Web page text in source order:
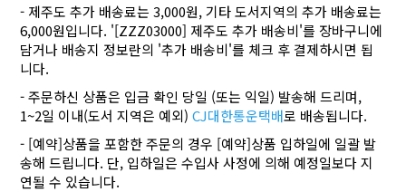
- 제주도 추가 배송료는 3,000원, 기타 도서지역의 추가 배송료는
6,000원입니다. '[ZZZ03000] 제주도 추가 배송비'를 장바구니에
담거나 배송지 정보란의 '추가 배송비'를 체크 후 결제하시면 됩
니다.
- 주문하신 상품은 입금 확인 당일 (또는 익일) 발송해 드리며,
1~2일 이내(도서 지역은 예외)CJ대한통운택배로 배송됩니다.
- [예약]상품을 포함한 주문의 경우 [예약]상품 입하일에 일괄 발
송해 드립니다. 단, 입하일은 수입사 사정에 의해 예정일보다 지
연될 수 있습니다.